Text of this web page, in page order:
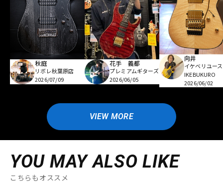
秋庭
リボレ秋葉原店
2026/07/09
花手 義都
プレミアムギターズ
2026/06/05
向井
イケベリユース
IKEBUKURO
2026/06/02
VIEW MORE
YOU MAY ALSO LIKE
こちらもオススメ